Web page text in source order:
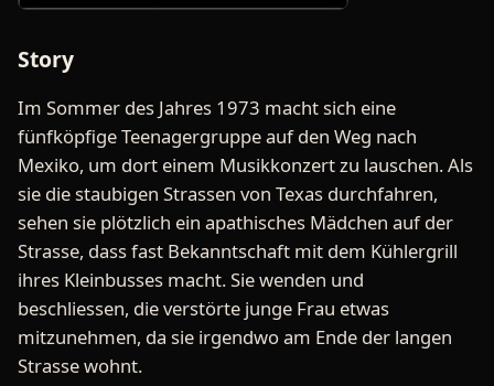
Story
Im Sommer des Jahres 1973 macht sich eine
fünfköpfige Teenagergruppe auf den Weg nach
Mexiko, um dort einem Musikkonzert zu lauschen. Als
sie die staubigen Strassen von Texas durchfahren,
sehen sie plötzlich ein apathisches Mädchen auf der
Strasse, dass fast Bekanntschaft mit dem Kühlergrill
ihres Kleinbusses macht. Sie wenden und
beschliessen, die verstörte junge Frau etwas
mitzunehmen, da sie irgendwo am Ende der langen
Strasse wohnt.